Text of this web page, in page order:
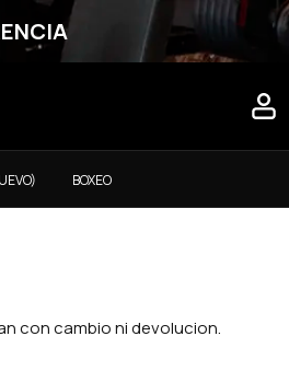
BOXEO
con cambio ni devolucion.